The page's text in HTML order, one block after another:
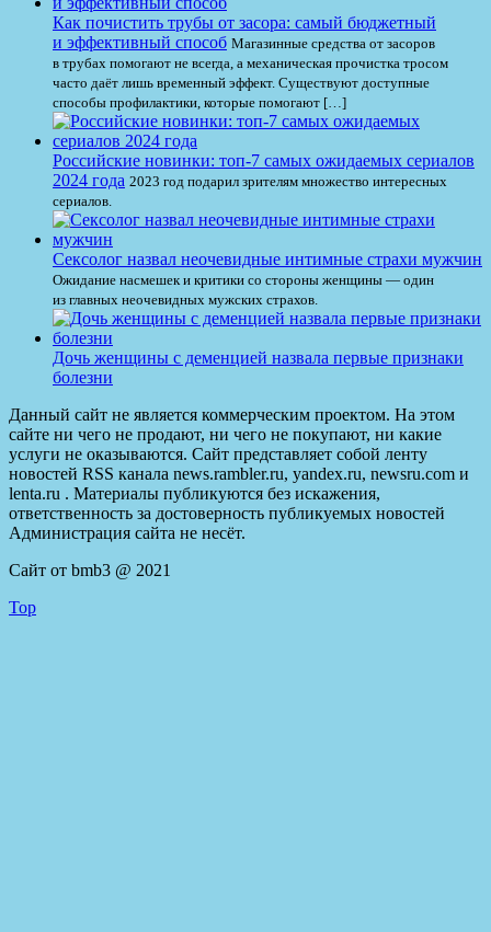
Как почистить трубы от засора: самый бюджетный
и эффективный способ Магазинные средства от засоров
в трубах помогают не всегда, а механическая прочистка тросом
часто даёт лишь временный эффект. Существуют доступные
способы профилактики, которые помогают […]
Российские новинки: топ-7 самых ожидаемых сериалов
2024 года 2023 год подарил зрителям множество интересных
сериалов.
Сексолог назвал неочевидные интимные страхи мужчин
Ожидание насмешек и критики со стороны женщины — один
из главных неочевидных мужских страхов.
Дочь женщины с деменцией назвала первые признаки
болезни
Данный сайт не является коммерческим проектом. На этом
сайте ни чего не продают, ни чего не покупают, ни какие
услуги не оказываются. Сайт представляет собой ленту
новостей RSS канала news.rambler.ru, yandex.ru, newsru.com и
lenta.ru . Материалы публикуются без искажения,
ответственность за достоверность публикуемых новостей
Администрация сайта не несёт.
Сайт от bmb3 @ 2021
Top